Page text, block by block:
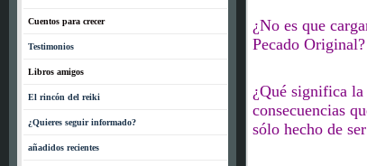
Cuentos para crecer
Testimonios
Libros amigos
El rincón del reiki
¿Quieres seguir informado?
añadidos recientes
¿No es que
Pecado Original?
¿Qué significa
consecuencias
sólo hecho de